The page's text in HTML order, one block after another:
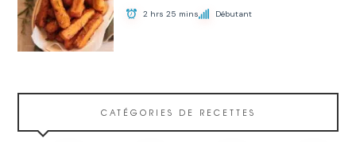
2 hrs 25 mins Débutant
CATÉGORIES DE RECETTES